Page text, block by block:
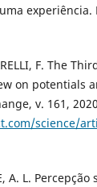
experiência.
F. The
on potentials
v. 161,
science/
A. L.